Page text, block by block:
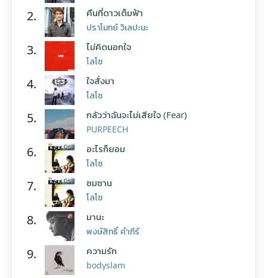
2. คืนที่ดาวเต็มฟ้า
ปราโมทย์ วิเลปะนะ
3. ไม่คิดนอกใจ
โลโซ
4. ใจสั่งมา
โลโซ
5. กลัวว่าฉันจะไม่เสียใจ (Fear)
PURPEECH
6. อะไรก็ยอม
โลโซ
7. ซมซาน
โลโซ
8. มานะ
พงษ์สิทธิ์ คำภีร์
9. ความรัก
bodyslam